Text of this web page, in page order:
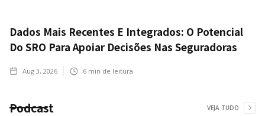
Dados Mais Recentes E Integrados: O Potencial
Do SRO Para Apoiar Decisões Nas Seguradoras
Aug 3, 2026 6 min de leitura
Podcast VEJA TUDO